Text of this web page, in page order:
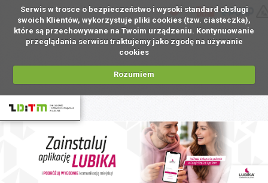
Serwis w trosce o bezpieczeństwo i wysoki standard obsługi
swoich Klientów, wykorzystuje pliki cookies (tzw. ciasteczka),
które są przechowywane na Twoim urządzeniu. Kontynuowanie
przeglądania serwisu traktujemy jako zgodę na używanie
cookies
Rozumiem
PL